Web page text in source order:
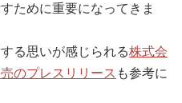
ために重要になってきま
る思いが感じられる株式会
のプレスリリース も参考に